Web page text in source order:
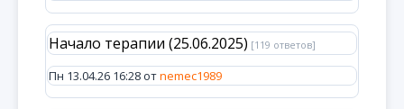
Начало терапии (25.06.2025) [119 ответов]
Пн 13.04.26 16:28 отnemec1989